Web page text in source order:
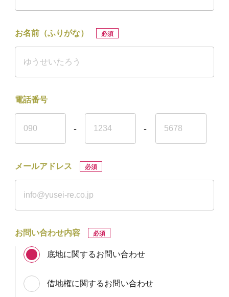
お名前（ふりがな） 必須
電話番号
- -
メールアドレス 必須
お問い合わせ内容 必須
底地に関するお問い合わせ
借地権に関するお問い合わせ